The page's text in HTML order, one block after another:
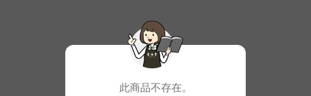
此商品不存在。